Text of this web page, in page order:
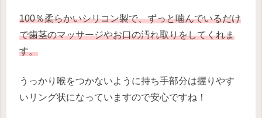
100％柔らかいシリコン製で、ずっと噛んでいるだけ
で歯茎のマッサージやお口の汚れ取りをしてくれま
す。
うっかり喉をつかないように持ち手部分は握りやす
いリング状になっていますので安心ですね！